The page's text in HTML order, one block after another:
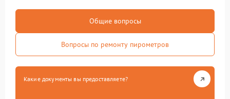
Общие вопросы
Вопросы по ремонту пирометров
Какие документы вы предоставляете?